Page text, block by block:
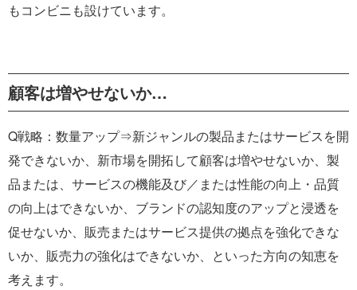
もコンビニも設けています。
顧客は増やせないか…
Q戦略：数量アップ⇒新ジャンルの製品またはサービスを開
発できないか、新市場を開拓して顧客は増やせないか、製
品または、サービスの機能及び／または性能の向上・品質
の向上はできないか、ブランドの認知度のアップと浸透を
促せないか、販売またはサービス提供の拠点を強化できな
いか、販売力の強化はできないか、といった方向の知恵を
考えます。